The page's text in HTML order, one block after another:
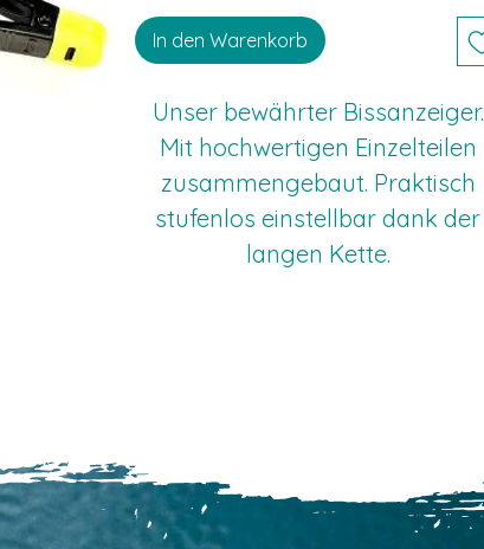
In den Warenkorb
Unser bewährter Bissanzeiger.
Mit hochwertigen Einzelteilen
zusammengebaut. Praktisch
stufenlos einstellbar dank der
langen Kette.